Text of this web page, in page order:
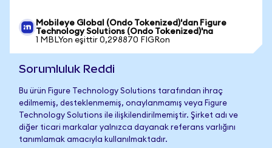
Mobileye Global (Ondo Tokenized)'dan Figure
Technology Solutions (Ondo Tokenized)'na
1 MBLYon eşittir 0,298870 FIGRon
Sorumluluk Reddi
Bu ürün Figure Technology Solutions tarafından ihraç
edilmemiş, desteklenmemiş, onaylanmamış veya Figure
Technology Solutions ile ilişkilendirilmemiştir. Şirket adı ve
diğer ticari markalar yalnızca dayanak referans varlığını
tanımlamak amacıyla kullanılmaktadır.